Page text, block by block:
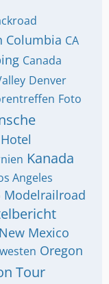
Columbia CA
Canada
Denver
Foto
Hotel
Kanada
Angeles
Modelrailroad
New Mexico
Oregon
Tour